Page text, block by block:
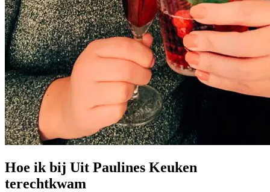
Hoe ik bij Uit Paulines Keuken
terechtkwam